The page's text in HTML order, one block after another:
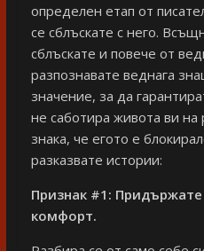
определен етап от
се сблъскате с него.
сблъскате и повече от
разпознавате веднага
значение, за да
не саботира живота ви на
знака, че егото е
разказвате истории:
Признак #1: Придържате
комфорт.